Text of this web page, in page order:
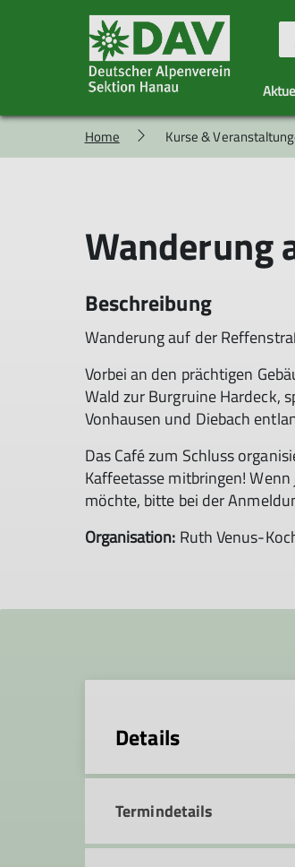
Aktuelle Berichte
Unsere Gruppen
Hüttenteam
Klimaschutzteam
Seilschaft Hanau
Kletterzentrum Hanau
Hallendienste
Vorteile
Home Kurse &
Wanderung
Beschreibung
Wanderung auf der
Vorbei an den prächtigen
Wald zur Burgruine Hardeck,
Vonhausen und Diebach
Das Café zum Schluss
Kaffeetasse mitbringen!
möchte, bitte bei der
Organisation: Ruth Venus-
Details
Termindetails